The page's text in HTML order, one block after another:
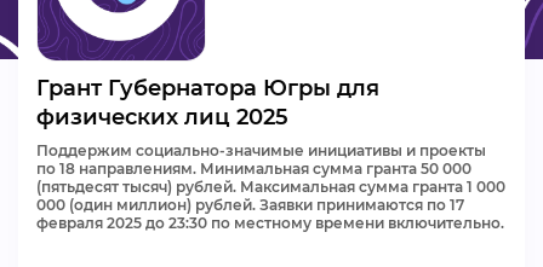
АНАЛИТИКА
БАЗА ЗНАНИЙ
ВИДЕОКУРСЫ
Грант Губернатора Югры для
физических лиц 2025
Поддержим социально-значимые инициативы и проекты
по 18 направлениям. Минимальная сумма гранта 50 000
(пятьдесят тысяч) рублей. Максимальная сумма гранта 1 000
000 (один миллион) рублей. Заявки принимаются по 17
февраля 2025 до 23:30 по местному времени включительно.